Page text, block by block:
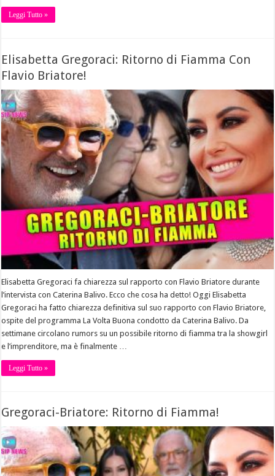
Leggi Tutto »
Elisabetta Gregoraci: Ritorno di Fiamma Con
Flavio Briatore!
Elisabetta Gregoraci fa chiarezza sul rapporto con Flavio Briatore durante
l’intervista con Caterina Balivo. Ecco che cosa ha detto! Oggi Elisabetta
Gregoraci ha fatto chiarezza definitiva sul suo rapporto con Flavio Briatore,
ospite del programma La Volta Buona condotto da Caterina Balivo. Da
settimane circolano rumors su un possibile ritorno di fiamma tra la showgirl
e l’imprenditore, ma è finalmente …
Leggi Tutto »
Gregoraci-Briatore: Ritorno di Fiamma!